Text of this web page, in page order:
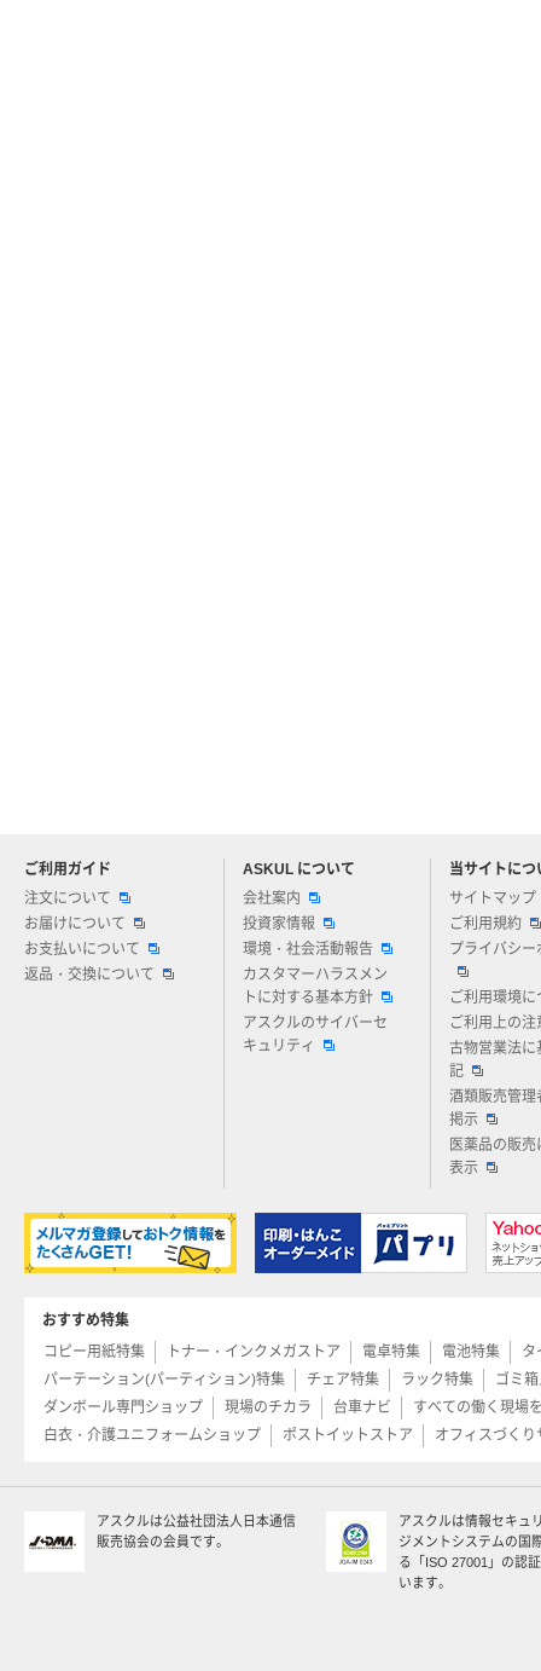
ご利用ガイド
注文について
お届けについて
お支払いについて
返品・交換について
ASKUL について
会社案内
投資家情報
環境・社会活動報告
カスタマーハラスメン
トに対する基本方針
アスクルのサイバーセ
キュリティ
当サイトにつ
サイトマップ
ご利用規約
プライバシー
ご利用環境に
ご利用上の注
古物営業法に
記
酒類販売管理
掲示
医薬品の販売
表示
アスクルについてお気軽にご質問ください
おすすめ特集
コピー用紙特集
トナー・インクメガストア 電卓特集 電池特集
タ
パーテーション(パーティション)特集
チェア特集 ラック特集
ゴミ
ダンボール専門ショップ
現場のチカラ 台車ナビ
すべての働く現場
白衣・介護ユニフォームショップ
ポストイットストア オフィスづくり
アスクルは公益社団法人日本通信
販売協会の会員です。
アスクルは情報セキュ
ジメントシステムの国
る「ISO 27001」の認
います。